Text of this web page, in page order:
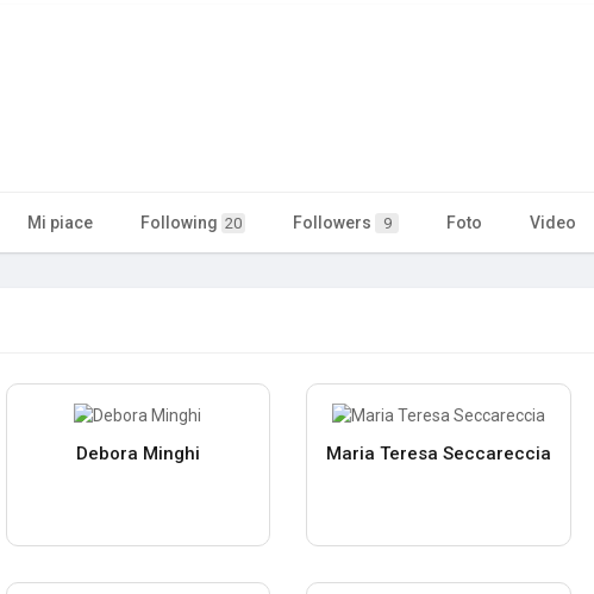
Mi piace Following 20 Followers 9 Foto Video
Debora Minghi Maria Teresa Seccareccia